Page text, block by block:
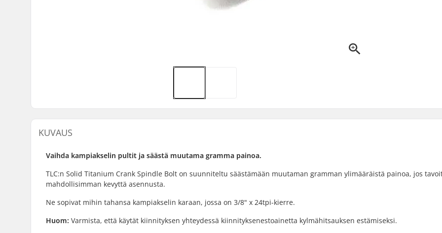
KUVAUS
Vaihda kampiakselin pultit ja säästä muutama gramma painoa.
TLC:n Solid Titanium Crank Spindle Bolt on suunniteltu säästämään muutaman gramman ylimääräistä painoa, jos
mahdollisimman kevyttä asennusta.
Ne sopivat mihin tahansa kampiakselin karaan, jossa on 3/8" x 24tpi-kierre.
Huom: Varmista, että käytät kiinnityksen yhteydessä kiinnityksenestoainetta kylmähitsauksen estämiseksi.